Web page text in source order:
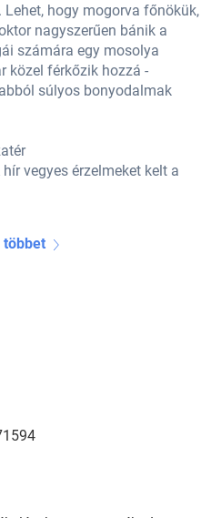
hogy mogorva főnökük,
nagyszerűen bánik a
számára egy mosolya
közel férkőzik hozzá -
súlyos bonyodalmak
vegyes érzelmeket kelt a
többet